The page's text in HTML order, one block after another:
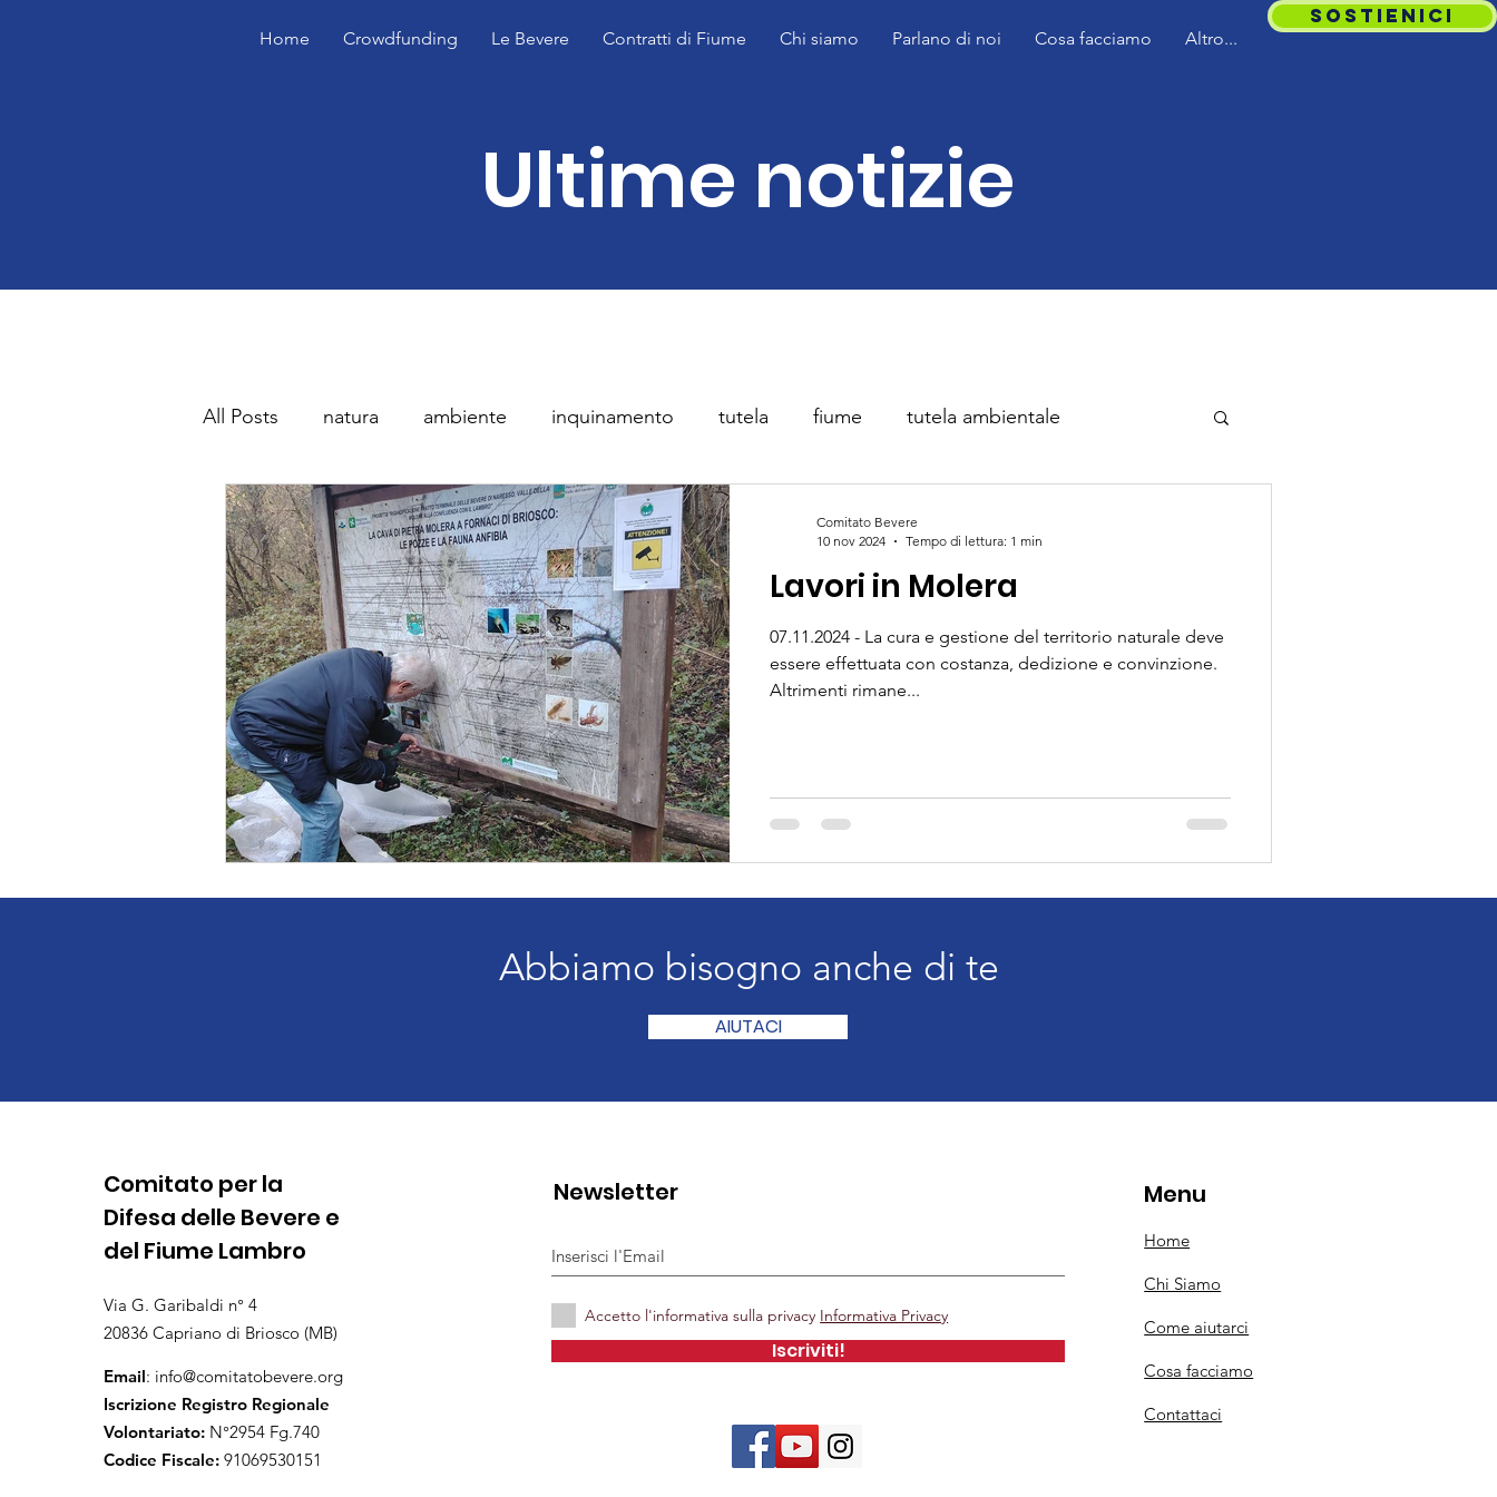
SOSTIENICI
Home Crowdfunding Le Bevere Contratti di Fiume Chi siamo Parlano di noi Cosa facciamo Altro...
Ultime notizie
All Posts natura ambiente inquinamento tutela fiume tutela ambientale
biodiversità
Lavori in Molera
07.11.2024 - La cura e gestione del territorio naturale deve
essere effettuata con costanza, dedizione e convinzione.
Altrimenti rimane...
Comitato Bevere
10 nov 2024
Tempo di lettura: 1 min
Abbiamo bisogno anche di te
AIUTACI
Comitato per la
Difesa delle Bevere e
del Fiume Lambro
Via G. Garibaldi n° 4
20836 Capriano di Briosco (MB)
Email: info@comitatobevere.org
Iscrizione Registro Regionale
Volontariato: N°2954 Fg.740
Codice Fiscale: 91069530151
Newsletter
Accetto l'informativa sulla privacy Informativa Privacy
Iscriviti!
Menu
Home
Chi Siamo
Come aiutarci
Cosa facciamo
Contattaci